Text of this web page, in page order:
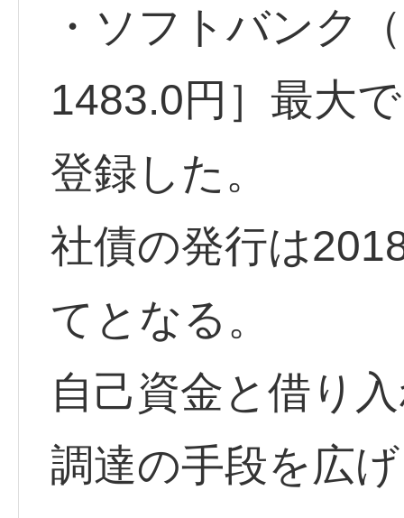
・ソフトバンク
1483.0円］最大
登録した。
社債の発行は
てとなる。
自己資金と借り
調達の手段を広